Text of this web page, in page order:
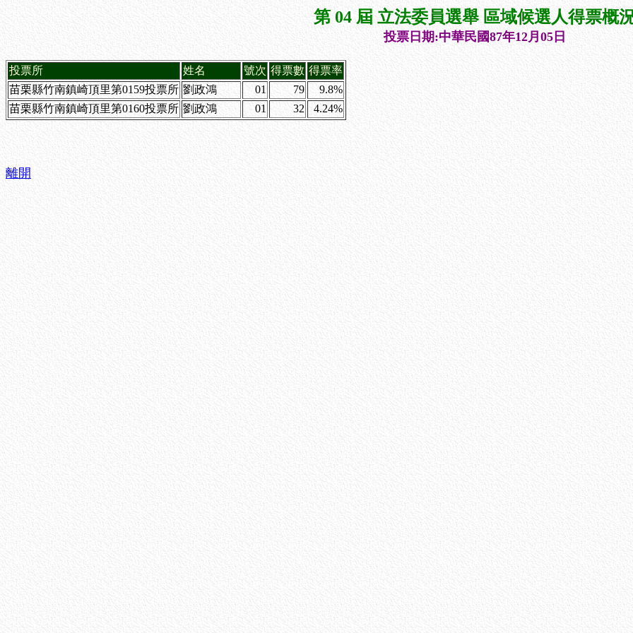
第 04 屆 立法委員選舉 區域候選人得票概
投票日期:中華民國87年12月05日
投票所 姓名 號次 得票數 得票率
苗栗縣竹南鎮崎頂里第0159投票所 劉政鴻 01 79
9.8%
苗栗縣竹南鎮崎頂里第0160投票所 劉政鴻 01 32 4.24%
離開